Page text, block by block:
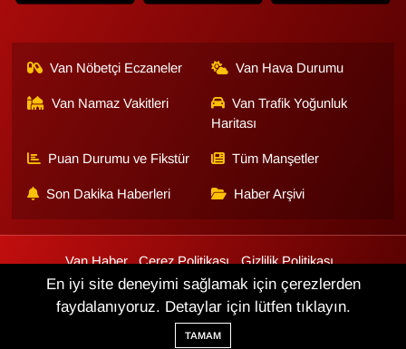
Van Nöbetçi Eczaneler Van Hava Durumu
Van Namaz Vakitleri
Van Trafik Yoğunluk
Haritası
Puan Durumu ve Fikstür Tüm Manşetler
Son Dakika Haberleri Haber Arşivi
Van Haber Çerez Politikası
Gizlilik Politikası
Üyelik Sözleşmesi
Veri Politikası Künye İletişim
Haber Yazılımı:TE Bilişim
En iyi site deneyimi sağlamak için çerezlerden
faydalanıyoruz. Detaylar için lütfen tıklayın.
TAMAM